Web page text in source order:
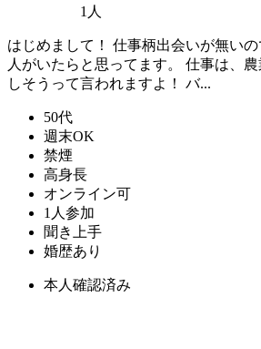
1人
はじめまして！ 仕事柄出会いが無い
人がいたらと思ってます。 仕事は、
しそうって言われますよ！ バ...
50代
週末OK
禁煙
高身長
オンライン可
1人参加
聞き上手
婚歴あり
本人確認済み